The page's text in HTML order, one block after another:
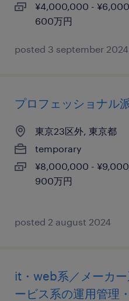
¥4,000,000 -
600万円
posted 3 september 2024
プロフェッショナル
東京23区外, 東京都
temporary
¥8,000,000 -
900万円
posted 2 august 2024
it・web系／メーカ
ービス系の運用管理